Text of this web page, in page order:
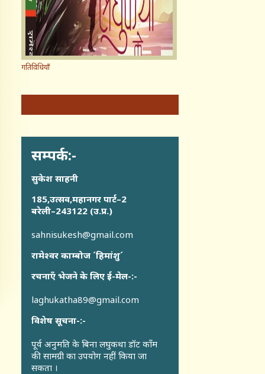
गतिविधियाँ
सम्पर्क:-
सुकेश साहनी
185,उत्सव,महानगर पार्ट–2
बरेली–243122 (उ.प्र.)
sahnisukesh@gmail.com
रामेश्वर काम्बोज ´हिमांशु´
रचनाएँ भेजने के लिए ई-मेल-:-
laghukatha89@gmail.com
विशेष सूचना-:-
पूर्व अनुमति के बिना लघुकथा डॉट कॉंम
की सामग्री का उपयोग नहीं किया जा
सकता ।